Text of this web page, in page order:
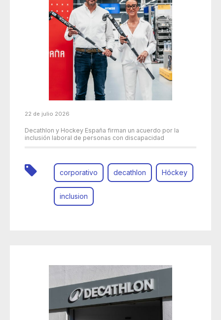
22 de julio 2026
Decathlon y Hockey España firman un acuerdo por la
inclusión laboral de personas con discapacidad
corporativo decathlon Hóckey
inclusion